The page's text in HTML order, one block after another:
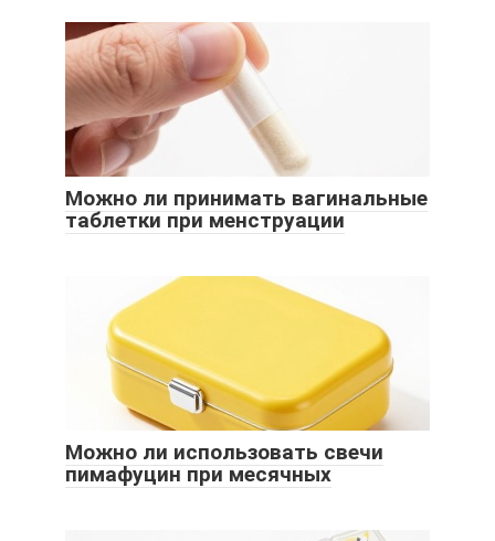
Можно ли принимать вагинальные
таблетки при менструации
Можно ли использовать свечи
пимафуцин при месячных